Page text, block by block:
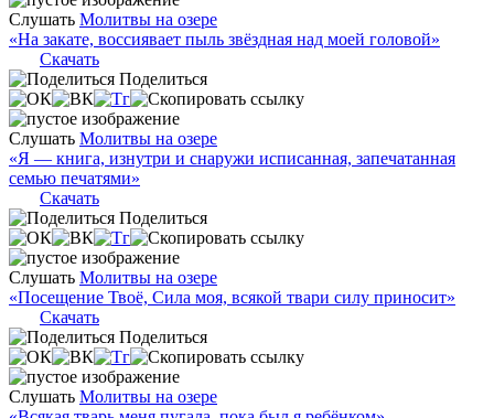
Слушать Молитвы на озере
«На закате, воссиявает пыль звёздная над моей головой»
Скачать
Поделиться
Слушать Молитвы на озере
«Я — книга, изнутри и снаружи исписанная, запечатанная
семью печатями»
Скачать
Поделиться
Слушать Молитвы на озере
«Посещение Твоё, Сила моя, всякой твари силу приносит»
Скачать
Поделиться
Слушать Молитвы на озере